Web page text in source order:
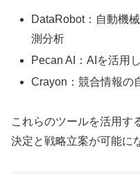
DataRobot：自動機
測分析
Pecan AI：AIを活用
Crayon：競合情報の
これらのツールを活用す
決定と戦略立案が可能に